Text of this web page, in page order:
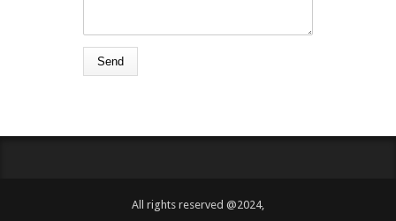
All rights reserved @2024,